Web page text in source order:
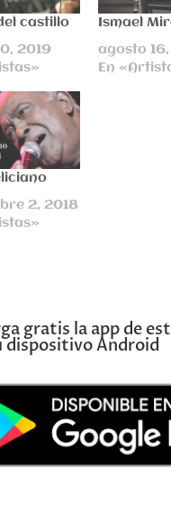
castillo
2019
Ismael
agosto
En
2, 2018
gratis la app de
dispositivo Android